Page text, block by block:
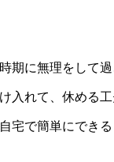
期に無理をして
入れて、休める
宅で簡単にでき